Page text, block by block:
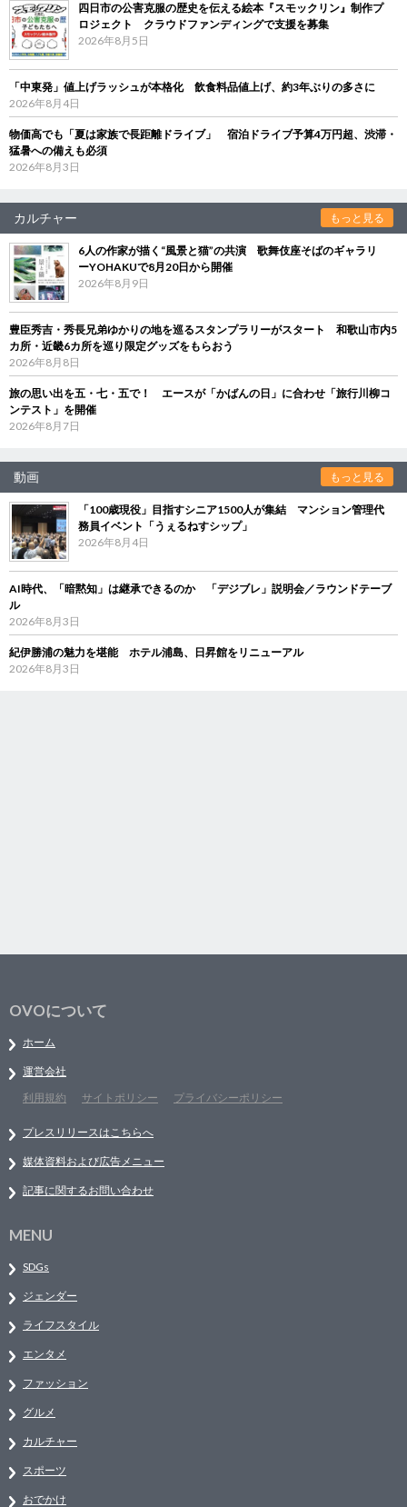
四日市の公害克服の歴史を伝える絵本『スモックリン』制作プ
ロジェクト クラウドファンディングで支援を募集
2026年8月5日
「中東発」値上げラッシュが本格化 飲食料品値上げ、約3年ぶりの多さに
2026年8月4日
物価高でも「夏は家族で長距離ドライブ」 宿泊ドライブ予算4万円超、渋滞・
猛暑への備えも必須
2026年8月3日
カルチャー もっと見る
6人の作家が描く“風景と猫”の共演 歌舞伎座そばのギャラリ
ーYOHAKUで8月20日から開催
2026年8月9日
豊臣秀吉・秀長兄弟ゆかりの地を巡るスタンプラリーがスタート 和歌山市内5
カ所・近畿6カ所を巡り限定グッズをもらおう
2026年8月8日
旅の思い出を五・七・五で！ エースが「かばんの日」に合わせ「旅行川柳コ
ンテスト」を開催
2026年8月7日
動画 もっと見る
「100歳現役」目指すシニア1500人が集結 マンション管理代
務員イベント「うぇるねすシップ」
2026年8月4日
AI時代、「暗黙知」は継承できるのか 「デジブレ」説明会／ラウンドテーブ
ル
2026年8月3日
紀伊勝浦の魅力を堪能 ホテル浦島、日昇館をリニューアル
2026年8月3日
OVOについて
ホーム
運営会社
利用規約
サイトポリシー プライバシーポリシー
プレスリリースはこちらへ
媒体資料および広告メニュー
記事に関するお問い合わせ
MENU
SDGs
ジェンダー
ライフスタイル
エンタメ
ファッション
グルメ
カルチャー
スポーツ
おでかけ